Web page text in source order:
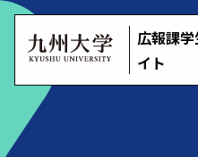
Skip
content
九
州
学
（KYUSHU
広報課
イト
広報課学生スタッフとは
九大広報増刊号
HOME keyboard_arrow_right